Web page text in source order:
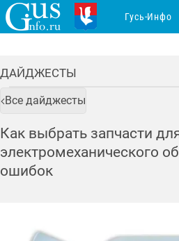
ДАЙДЖЕСТЫ
Все дайджесты
Как выбрать запчасти
электромеханического
ошибок
Гусь-Инфо